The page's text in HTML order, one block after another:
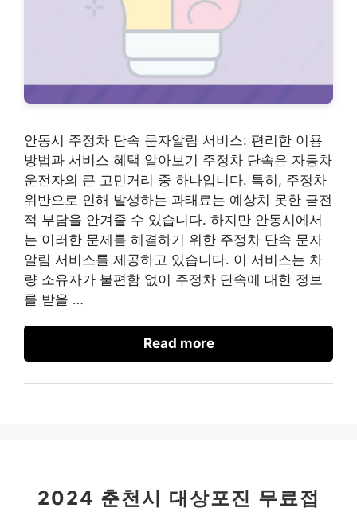
안동시 주정차 단속 문자알림 서비스: 편리한 이용
방법과 서비스 혜택 알아보기 주정차 단속은 자동차
운전자의 큰 고민거리 중 하나입니다. 특히, 주정차
위반으로 인해 발생하는 과태료는 예상치 못한 금전
적 부담을 안겨줄 수 있습니다. 하지만 안동시에서
는 이러한 문제를 해결하기 위한 주정차 단속 문자
알림 서비스를 제공하고 있습니다. 이 서비스는 차
량 소유자가 불편함 없이 주정차 단속에 대한 정보
를 받을 …
Read more
2024 춘천시 대상포진 무료접